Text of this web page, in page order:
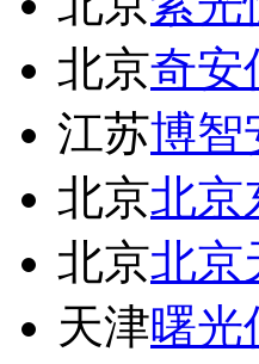
北京奇安
江苏博智
北京北京
北京北京
天津曙光